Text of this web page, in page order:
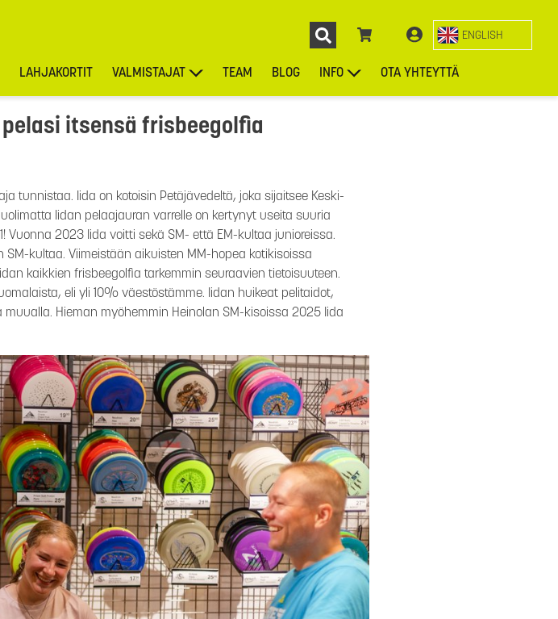
ENGLISH
LAHJAKORTIT VALMISTAJAT TEAM BLOG INFO OTA YHTEYTTÄ
itsensä frisbeegolfia
tunnistaa. Iida on kotoisin Petäjävedeltä, joka sijaitsee Keski-
Iidan pelaajauran varrelle on kertynyt useita suuria
Vuonna 2023 Iida voitti sekä SM- että EM-kultaa junioreissa.
kultaa. Viimeistään aikuisten MM-hopea kotikisoissa
kaikkien frisbeegolfia tarkemmin seuraavien tietoisuuteen.
eli yli 10% väestöstämme. Iidan huikeat pelitaidot,
Hieman myöhemmin Heinolan SM-kisoissa 2025 Iida
TARJOUKSET KIEKOT